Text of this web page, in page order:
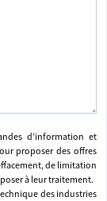
d’information et
proposer des offres
de limitation
à leur traitement.
des industries